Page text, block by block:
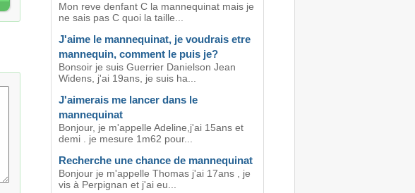
Mon reve denfant C la mannequinat mais je
ne sais pas C quoi la taille...
J'aime le mannequinat, je voudrais etre
mannequin, comment le puis je?
Bonsoir je suis Guerrier Danielson Jean
Widens, j'ai 19ans, je suis ha...
J'aimerais me lancer dans le
mannequinat
Bonjour, je m'appelle Adeline,j'ai 15ans et
demi . je mesure 1m62 pour...
Recherche une chance de mannequinat
Bonjour je m'appelle Thomas j'ai 17ans , je
vis à Perpignan et j'ai eu...